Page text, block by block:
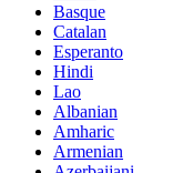
Basque
Catalan
Esperanto
Hindi
Lao
Albanian
Amharic
Armenian